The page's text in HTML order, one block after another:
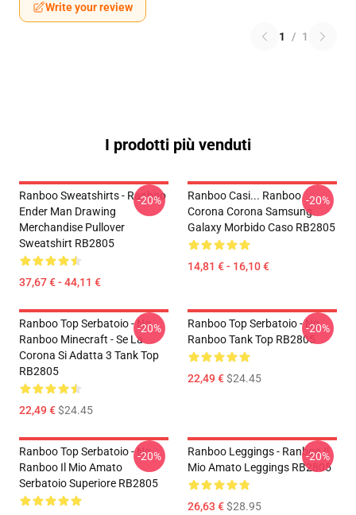
Write your review
1 / 1
I prodotti più venduti
Ranboo Sweatshirts - Ranboo
Ender Man Drawing
Merchandise Pullover
Sweatshirt RB2805
37,67 € - 44,11 €
-20%
Ranboo Casi... Ranboo
Corona Corona Samsung
Galaxy Morbido Caso RB2805
14,81 € - 16,10 €
-20%
Ranboo Top Serbatoio - No.
Ranboo Minecraft - Se La
Corona Si Adatta 3 Tank Top
RB2805
22,49 €$24.45
-20%
Ranboo Top Serbatoio - No.
Ranboo Tank Top RB2805
22,49 €$24.45
-20%
Ranboo Top Serbatoio - No.
Ranboo Il Mio Amato
Serbatoio Superiore RB2805
-20%
Ranboo Leggings - Ranboo Il
Mio Amato Leggings RB2805
26,63 €$28.95
-20%